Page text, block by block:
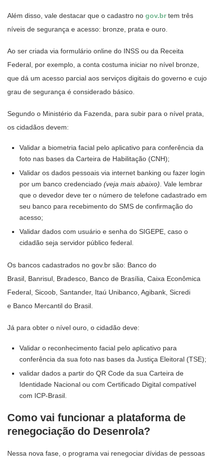
Além disso, vale destacar que o cadastro no gov.brtem três
níveis de segurança e acesso: bronze, prata e ouro.
Ao ser criada via formulário online do INSS ou da Receita
Federal, por exemplo, a conta costuma iniciar no nível bronze,
que dá um acesso parcial aos serviços digitais do governo e cujo
grau de segurança é considerado básico.
Segundo o Ministério da Fazenda, para subir para o nível prata,
os cidadãos devem:
Validar a biometria facial pelo aplicativo para conferência da
foto nas bases da Carteira de Habilitação (CNH);
Validar os dados pessoais via internet banking ou fazer login
por um banco credenciado (veja mais abaixo) . Vale lembrar
que o devedor deve ter o número de telefone cadastrado em
seu banco para recebimento do SMS de confirmação do
acesso;
Validar dados com usuário e senha do SIGEPE, caso o
cidadão seja servidor público federal.
Os bancos cadastrados no gov.br são: Banco do
Brasil, Banrisul, Bradesco, Banco de Brasília, Caixa Econômica
Federal, Sicoob, Santander, Itaú Unibanco, Agibank, Sicredi
e Banco Mercantil do Brasil.
Já para obter o nível ouro, o cidadão deve:
Validar o reconhecimento facial pelo aplicativo para
conferência da sua foto nas bases da Justiça Eleitoral (TSE);
validar dados a partir do QR Code da sua Carteira de
Identidade Nacional ou com Certificado Digital compatível
com ICP-Brasil.
Como vai funcionar a plataforma de
renegociação do Desenrola?
Nessa nova fase, o programa vai renegociar dívidas de pessoas